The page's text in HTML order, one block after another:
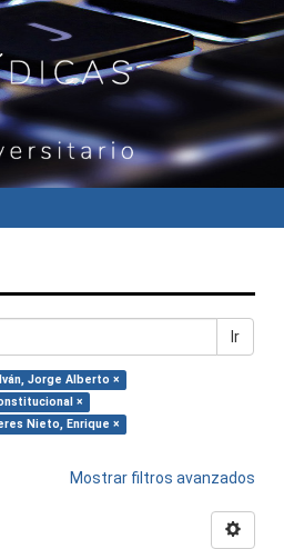
Ir
Jorge Alberto ×
×
Nieto, Enrique ×
Mostrar filtros avanzados